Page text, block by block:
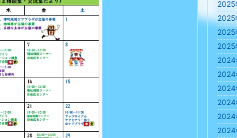
2025
2025
2025
2025
2024
2024
2024
2024
2024
2024